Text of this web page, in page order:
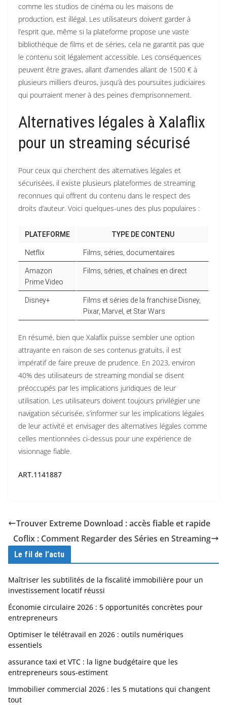
comme les studios de cinéma ou les maisons de
production, est illégal. Les utilisateurs doivent garder à
l’esprit que, même si la plateforme propose une vaste
bibliothèque de films et de séries, cela ne garantit pas que
le contenu soit légalement accessible. Les conséquences
peuvent être graves, allant d’amendes allant de 1500 € à
plusieurs milliers d’euros, jusqu’à des poursuites judiciaires
qui pourraient mener à des peines d’emprisonnement.
Alternatives légales à Xalaflix
pour un streaming sécurisé
Pour ceux qui cherchent des alternatives légales et
sécurisées, il existe plusieurs plateformes de streaming
reconnues qui offrent du contenu dans le respect des
droits d’auteur. Voici quelques-unes des plus populaires :
PLATEFORME TYPE DE CONTENU
Netflix Films, séries, documentaires
Amazon
Prime Video
Films, séries, et chaînes en direct
Disney+
Films et séries de la franchise Disney,
Pixar, Marvel, et Star Wars
En résumé, bien que Xalaflix puisse sembler une option
attrayante en raison de ses contenus gratuits, il est
impératif de faire preuve de prudence. En 2023, environ
40% des utilisateurs de streaming mondial se disent
préoccupés par les implications juridiques de leur
utilisation. Les utilisateurs doivent toujours privilégier une
navigation sécurisée, s’informer sur les implications légales
de leur activité et envisager des alternatives légales comme
celles mentionnées ci-dessus pour une expérience de
visionnage fiable.
ART.1141887
Trouver Extreme Download : accès fiable et rapide
Coflix : Comment Regarder des Séries en Streaming
Le fil de l’actu
Maîtriser les subtilités de la fiscalité immobilière pour un
investissement locatif réussi
Économie circulaire 2026 : 5 opportunités concrètes pour
entrepreneurs
Optimiser le télétravail en 2026 : outils numériques
essentiels
assurance taxi et VTC : la ligne budgétaire que les
entrepreneurs sous-estiment
Immobilier commercial 2026 : les 5 mutations qui changent
tout